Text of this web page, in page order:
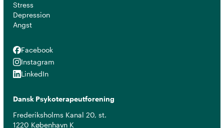
Stress
Depression
Angst
Facebook
Facebook
Instagram
Instagram
LinkedIn
LinkedIn
Dansk Psykoterapeutforening
Frederiksholms Kanal 20, st.
1220 København K